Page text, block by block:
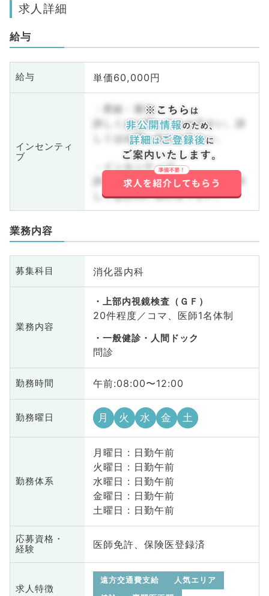
求人詳細
給与
給与 単価60,000円
インセンティ
ブ
・昇給・賞与
詳しくはお問い合わせ下さい。詳
しくはお問い合わせ下さい。
・インセンティブ
詳しくはお問い合わせ下さい。詳
しくはお問い合わせ下さい。
業務内容
募集科目 消化器内科
業務内容
上部内視鏡検査（ＧＦ）
20件程度／コマ、医師1名体制
一般健診・人間ドック
問診
勤務時間 午前:08:00〜12:00
勤務曜日 月 火 水 金 土
勤務体系
月曜日 : 日勤午前
火曜日 : 日勤午前
水曜日 : 日勤午前
金曜日 : 日勤午前
土曜日 : 日勤午前
応募資格・
経験
医師免許、保険医登録済
求人特徴
遠方交通費支給
人気エリア